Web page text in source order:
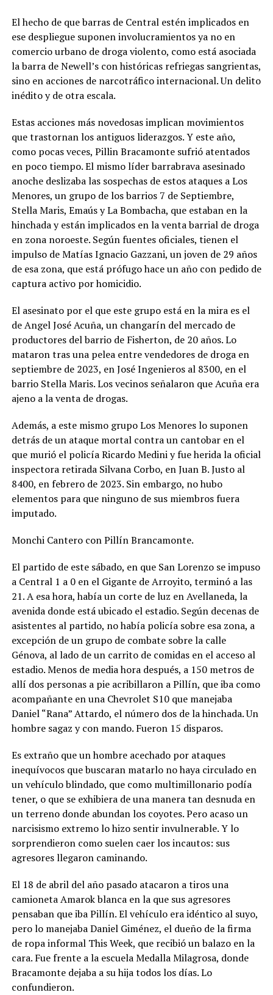
El hecho de que barras de Central estén implicados en
ese despliegue suponen involucramientos ya no en
comercio urbano de droga violento, como está asociada
la barra de Newell’s con históricas refriegas sangrientas,
sino en acciones de narcotráfico internacional. Un delito
inédito y de otra escala.
Estas acciones más novedosas implican movimientos
que trastornan los antiguos liderazgos. Y este año,
como pocas veces, Pillin Bracamonte sufrió atentados
en poco tiempo. El mismo líder barrabrava asesinado
anoche deslizaba las sospechas de estos ataques a Los
Menores, un grupo de los barrios 7 de Septiembre,
Stella Maris, Emaús y La Bombacha, que estaban en la
hinchada y están implicados en la venta barrial de droga
en zona noroeste. Según fuentes oficiales, tienen el
impulso de Matías Ignacio Gazzani, un joven de 29 años
de esa zona, que está prófugo hace un año con pedido de
captura activo por homicidio.
El asesinato por el que este grupo está en la mira es el
de Angel José Acuña, un changarín del mercado de
productores del barrio de Fisherton, de 20 años. Lo
mataron tras una pelea entre vendedores de droga en
septiembre de 2023, en José Ingenieros al 8300, en el
barrio Stella Maris. Los vecinos señalaron que Acuña era
ajeno a la venta de drogas.
Además, a este mismo grupo Los Menores lo suponen
detrás de un ataque mortal contra un cantobar en el
que murió el policía Ricardo Medini y fue herida la oficial
inspectora retirada Silvana Corbo, en Juan B. Justo al
8400, en febrero de 2023. Sin embargo, no hubo
elementos para que ninguno de sus miembros fuera
imputado.
Monchi Cantero con Pillín Brancamonte.
El partido de este sábado, en que San Lorenzo se impuso
a Central 1 a 0 en el Gigante de Arroyito, terminó a las
21. A esa hora, había un corte de luz en Avellaneda, la
avenida donde está ubicado el estadio. Según decenas de
asistentes al partido, no había policía sobre esa zona, a
excepción de un grupo de combate sobre la calle
Génova, al lado de un carrito de comidas en el acceso al
estadio. Menos de media hora después, a 150 metros de
allí dos personas a pie acribillaron a Pillín, que iba como
acompañante en una Chevrolet S10 que manejaba
Daniel “Rana” Attardo, el número dos de la hinchada. Un
hombre sagaz y con mando. Fueron 15 disparos.
Es extraño que un hombre acechado por ataques
inequívocos que buscaran matarlo no haya circulado en
un vehículo blindado, que como multimillonario podía
tener, o que se exhibiera de una manera tan desnuda en
un terreno donde abundan los coyotes. Pero acaso un
narcisismo extremo lo hizo sentir invulnerable. Y lo
sorprendieron como suelen caer los incautos: sus
agresores llegaron caminando.
El 18 de abril del año pasado atacaron a tiros una
camioneta Amarok blanca en la que sus agresores
pensaban que iba Pillín. El vehículo era idéntico al suyo,
pero lo manejaba Daniel Giménez, el dueño de la firma
de ropa informal This Week, que recibió un balazo en la
cara. Fue frente a la escuela Medalla Milagrosa, donde
Bracamonte dejaba a su hija todos los días. Lo
confundieron.